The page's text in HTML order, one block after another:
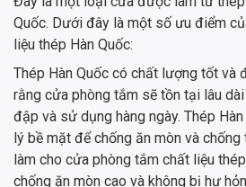
Quốc. Dưới đây là một số ưu điểm
liệu thép Hàn Quốc:
Thép Hàn Quốc có chất lượng tốt và
rằng cửa phòng tắm sẽ tồn tại lâu
đập và sử dụng hàng ngày. Thép
lý bề mặt để chống ăn mòn và
làm cho cửa phòng tắm chất liệu
chống ăn mòn cao và không bị hư